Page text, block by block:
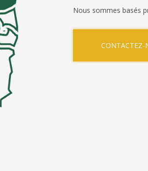
Nous sommes basés
CONTACTEZ-